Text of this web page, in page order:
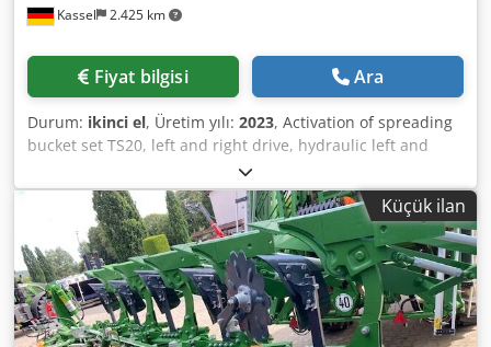
Kassel 2.425 km
Fiyat bilgisi Ara
Durum: ikinci el, Üretim yılı: 2023, Activation of spreading
bucket set TS20, left and right drive, hydraulic left and
right with Auto TS and FlowControl, main disc left and right
with AutoTS, pipe guard rail, rolling and parking device,
swiveling, work lighting, inclination sensor for weighing
system, 16 units EasyCheck. Cjdpfxjt A Tzwe Apvsrf
Küçük ilan